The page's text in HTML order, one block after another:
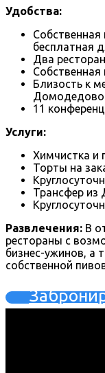
Удобства:
Собственная
бесплатная
Два
Собственная
Близость к
11
Услуги:
Химчистка и
Торты на
Трансфер
Развлечения: В
рестораны с
бизнес-ужинов, а
собственной